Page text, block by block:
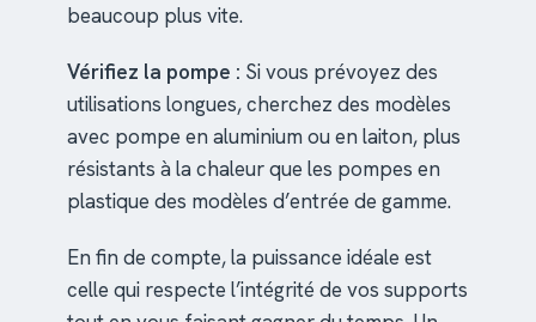
beaucoup plus vite.
Vérifiez la pompe : Si vous prévoyez des
utilisations longues, cherchez des modèles
avec pompe en aluminium ou en laiton, plus
résistants à la chaleur que les pompes en
plastique des modèles d’entrée de gamme.
En fin de compte, la puissance idéale est
celle qui respecte l’intégrité de vos supports